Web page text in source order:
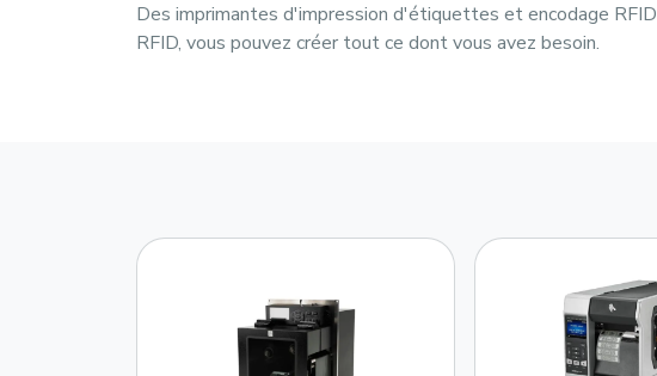
Des imprimantes d'impression d'étiquettes et encodage RFID
RFID, vous pouvez créer tout ce dont vous avez besoin.